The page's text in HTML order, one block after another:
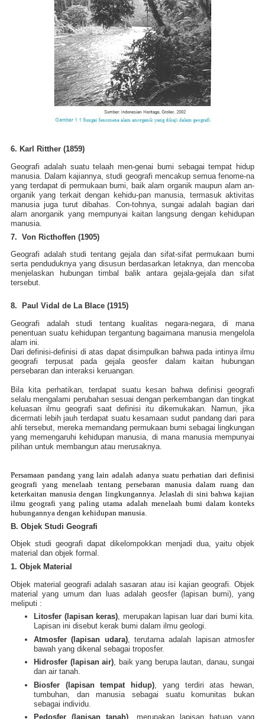
6. Karl Ritther (1859)
Geografi adalah suatu telaah men-genai bumi sebagai tempat hidup
manusia. Dalam kajiannya, studi geografi mencakup semua fenome-na
yang terdapat di permukaan bumi, baik alam organik maupun alam an-
organik yang terkait dengan kehidu-pan manusia, termasuk aktivitas
manusia juga turut dibahas. Con-tohnya, sungai adalah bagian dari
alam anorganik yang mempunyai kaitan langsung dengan kehidupan
manusia.
7. Von Ricthoffen (1905)
Geografi adalah studi tentang gejala dan sifat-sifat permukaan bumi
serta penduduknya yang disusun berdasarkan letaknya, dan mencoba
menjelaskan hubungan timbal balik antara gejala-gejala dan sifat
tersebut.
8. Paul Vidal de La Blace (1915)
Geografi adalah studi tentang kualitas negara-negara, di mana
penentuan suatu kehidupan tergantung bagaimana manusia mengelola
alam ini.
Dari definisi-definisi di atas dapat disimpulkan bahwa pada intinya ilmu
geografi terpusat pada gejala geosfer dalam kaitan hubungan
persebaran dan interaksi keruangan.
Bila kita perhatikan, terdapat suatu kesan bahwa definisi geografi
selalu mengalami perubahan sesuai dengan perkembangan dan tingkat
keluasan ilmu geografi saat definisi itu dikemukakan. Namun, jika
dicermati lebih jauh terdapat suatu kesamaan sudut pandang dari para
ahli tersebut, mereka memandang permukaan bumi sebagai lingkungan
yang memengaruhi kehidupan manusia, di mana manusia mempunyai
pilihan untuk membangun atau merusaknya.
Persamaan pandang yang lain adalah adanya suatu perhatian dari definisi
geografi yang menelaah tentang persebaran manusia dalam ruang dan
keterkaitan manusia dengan lingkungannya. Jelaslah di sini bahwa kajian
ilmu geografi yang paling utama adalah menelaah bumi dalam konteks
hubungannya dengan kehidupan manusia.
B. Objek Studi Geografi
Objek studi geografi dapat dikelompokkan menjadi dua, yaitu objek
material dan objek formal.
1. Objek Material
Objek material geografi adalah sasaran atau isi kajian geografi. Objek
material yang umum dan luas adalah geosfer (lapisan bumi), yang
meliputi :
Litosfer (lapisan keras), merupakan lapisan luar dari bumi kita.
Lapisan ini disebut kerak bumi dalam ilmu geologi.
Atmosfer (lapisan udara), terutama adalah lapisan atmosfer
bawah yang dikenal sebagai troposfer.
Hidrosfer (lapisan air), baik yang berupa lautan, danau, sungai
dan air tanah.
Biosfer (lapisan tempat hidup) , yang terdiri atas hewan,
tumbuhan, dan manusia sebagai suatu komunitas bukan
sebagai individu.
Pedosfer (lapisan tanah) , merupakan lapisan batuan yang